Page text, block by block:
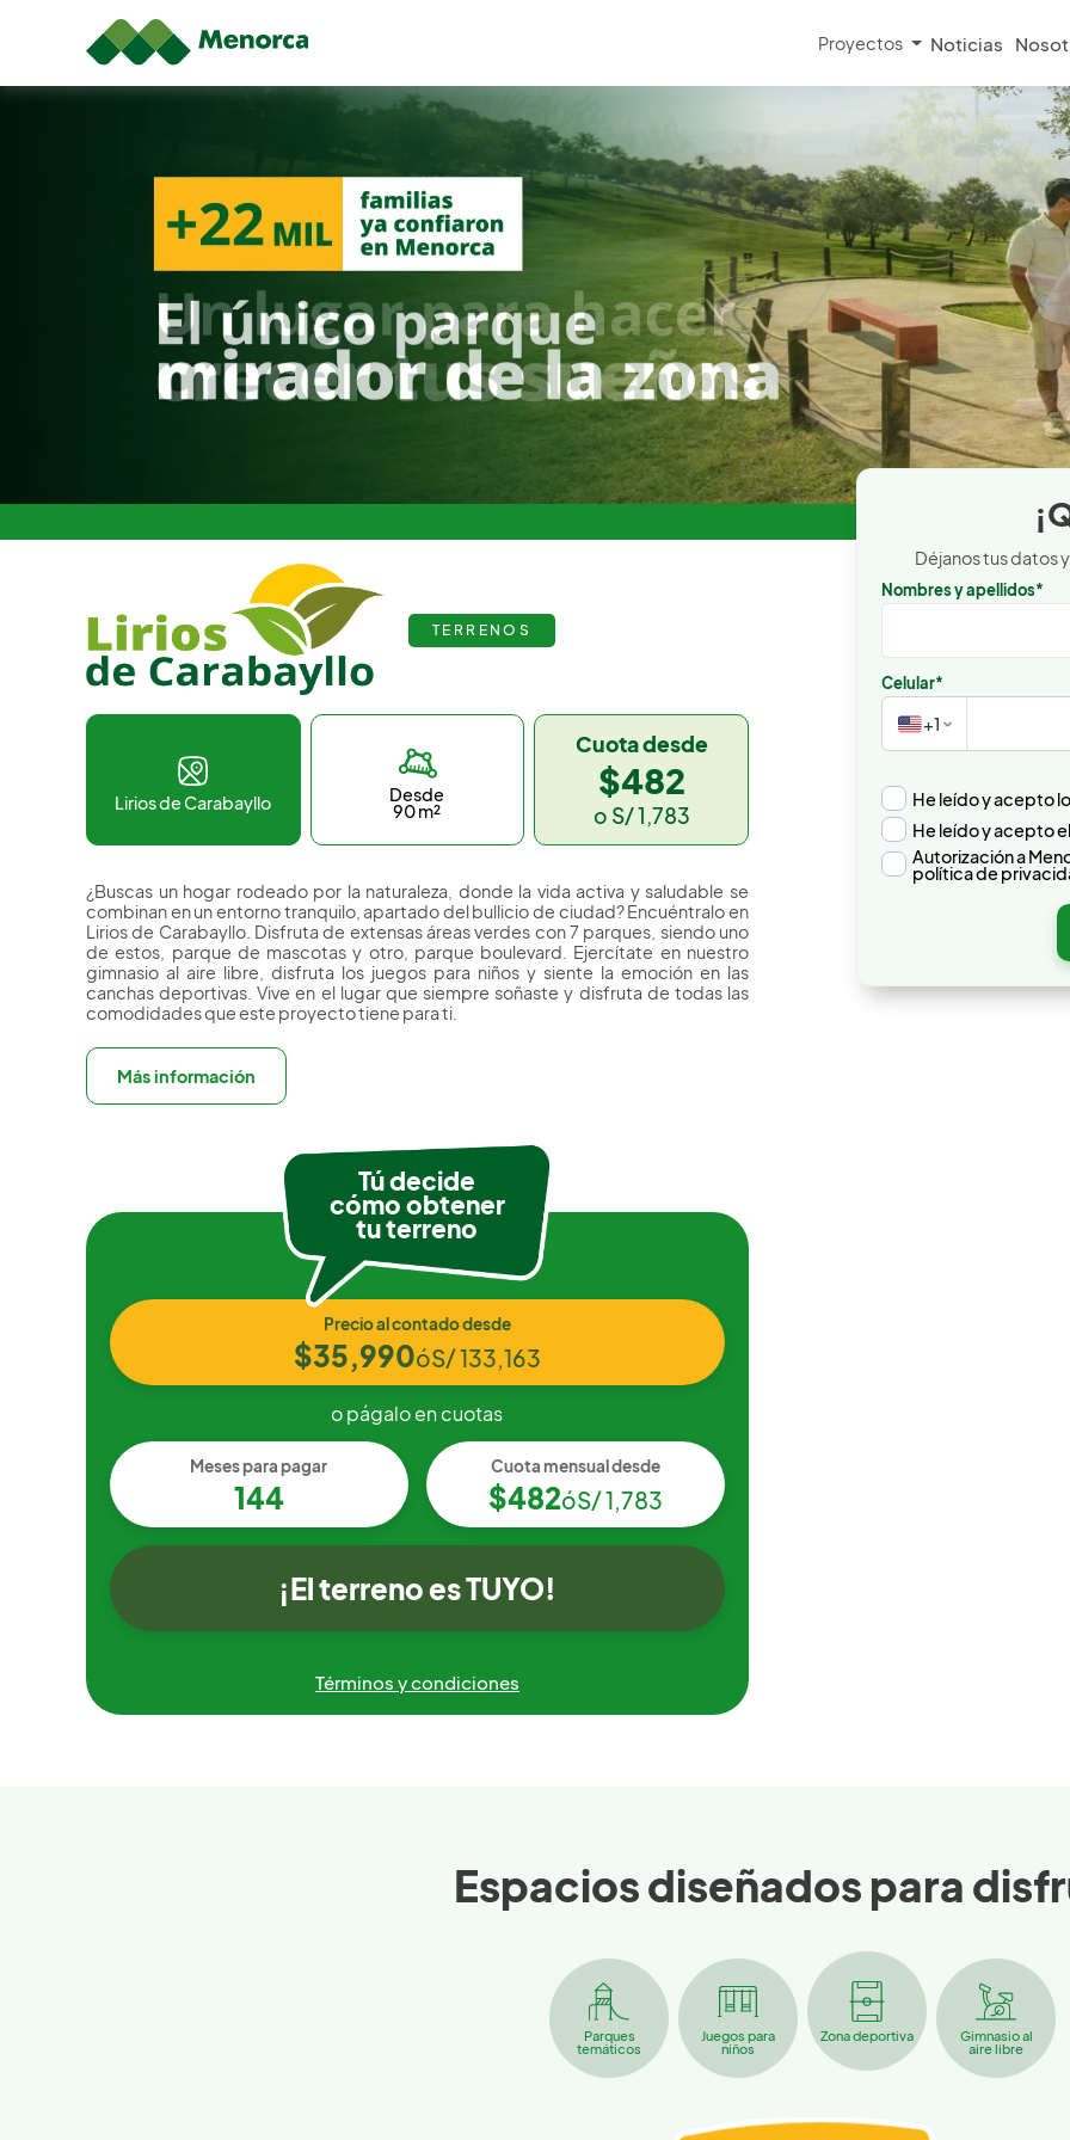
Proyectos Noticias
Terrenos en Carabayllo - Lirios De Carabayllo |
TERRENOS
Lirios de Carabayllo Desde
90 m²
Cuota desde
$482
o S/ 1,783
¿Buscas un hogar rodeado por la naturaleza, donde la vida activa y saludable se
combinan en un entorno tranquilo, apartado del bullicio de ciudad? Encuéntralo en
Lirios de Carabayllo. Disfruta de extensas áreas verdes con 7 parques, siendo uno
de estos, parque de mascotas y otro, parque boulevard. Ejercítate en nuestro
gimnasio al aire libre, disfruta los juegos para niños y siente la emoción en las
canchas deportivas. Vive en el lugar que siempre soñaste y disfruta de todas las
comodidades que este proyecto tiene para ti.
Más información
Tú decide
cómo obtener
tu terreno
Precio al contado desde
$35,990óS/ 133,163
o págalo en cuotas
Meses para pagar
144
Cuota mensual desde
$482óS/ 1,783
¡El terreno es TUYO!
Términos y condiciones
Déjanos tus datos
Nombres y apellidos*
Celular*
+1
He leído y acepto
He leído y acepto
Autorización a
política de
Espacios diseñados para
Parques
temáticos
Juegos para
niños
Zona deportiva Gimnasio al
aire libre